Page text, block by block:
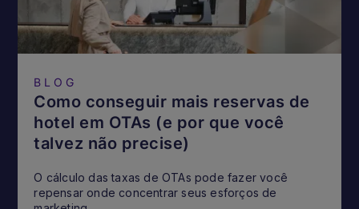
BLOG
Como conseguir mais reservas de
hotel em OTAs (e por que você
talvez não precise)
O cálculo das taxas de OTAs pode fazer você
repensar onde concentrar seus esforços de